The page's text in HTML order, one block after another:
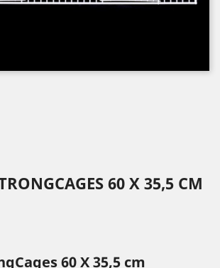
60 X 35,5 CM
60 X 35,5 cm